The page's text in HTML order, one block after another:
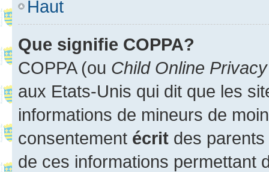
Haut
Que signifie COPPA?
COPPA (ou Child Online
aux Etats-Unis qui dit que les
informations de mineurs de
consentement écrit des parents
de ces informations permettant